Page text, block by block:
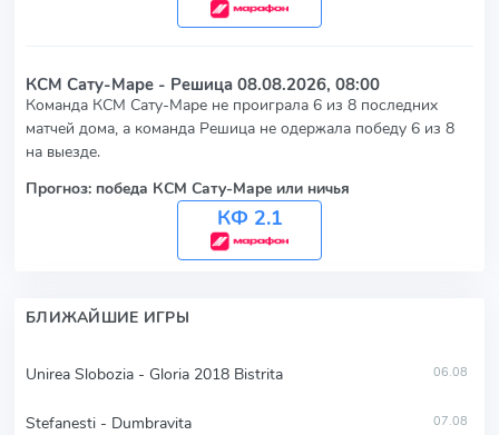
КСМ Сату-Маре - Решица 08.08.2026, 08:00
Команда КСМ Сату-Маре не проиграла 6 из 8 последних
матчей дома, а команда Решица не одержала победу 6 из 8
на выезде.
Прогноз: победа КСМ Сату-Маре или ничья
КФ 2.1
БЛИЖАЙШИЕ ИГРЫ
Unirea Slobozia - Gloria 2018 Bistrita 06.08
Stefanesti - Dumbravita 07.08